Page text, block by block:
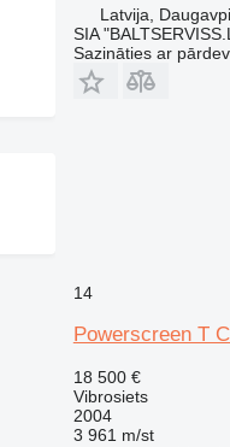
Latvija,
SIA
Sazināties ar
14
Powerscreen T
18 500 €
Vibrosiets
2004
3 961 m/st